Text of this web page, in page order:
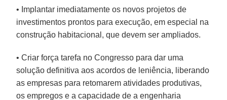
• Implantar imediatamente os novos projetos de
investimentos prontos para execução, em especial na
construção habitacional, que devem ser ampliados.
• Criar força tarefa no Congresso para dar uma
solução definitiva aos acordos de leniência, liberando
as empresas para retomarem atividades produtivas,
os empregos e a capacidade de a engenharia